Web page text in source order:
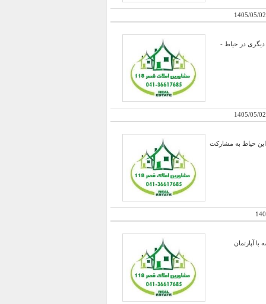
1405/05/02
و دیگری در حیاط -
1405/05/02
حیاط به مشارکت